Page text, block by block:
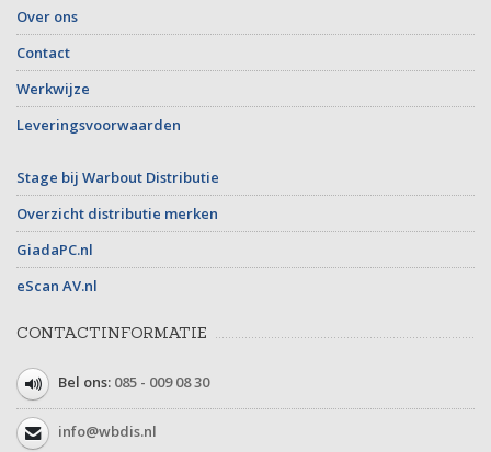
Over ons
Contact
Werkwijze
Leveringsvoorwaarden
Stage bij Warbout Distributie
Overzicht distributie merken
GiadaPC.nl
eScan AV.nl
CONTACTINFORMATIE
Bel ons: 085 - 009 08 30
info@wbdis.nl